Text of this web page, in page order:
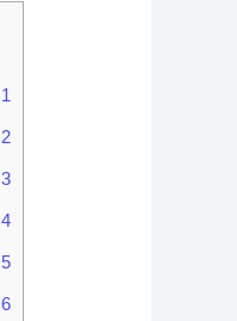
1.
2.
3.
4.
5.
6.